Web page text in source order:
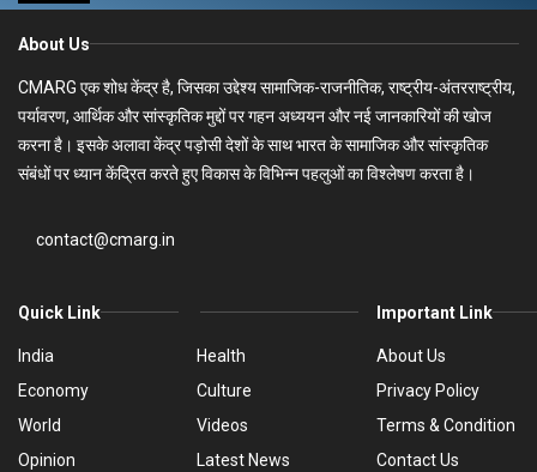
About Us
CMARG एक शोध केंद्र है, जिसका उद्देश्य सामाजिक-राजनीतिक, राष्ट्रीय-अंतरराष्ट्रीय,
पर्यावरण, आर्थिक और सांस्कृतिक मुद्दों पर गहन अध्ययन और नई जानकारियों की खोज
करना है। इसके अलावा केंद्र पड़ोसी देशों के साथ भारत के सामाजिक और सांस्कृतिक
संबंधों पर ध्यान केंद्रित करते हुए विकास के विभिन्न पहलुओं का विश्लेषण करता है।
contact@cmarg.in
Quick Link
India
Economy
World
Opinion
Health
Culture
Videos
Latest News
Important Link
About Us
Privacy Policy
Terms & Condition
Contact Us